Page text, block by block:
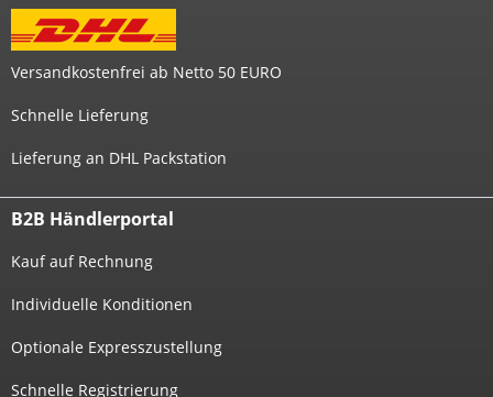
Versandkostenfrei ab Netto 50 EURO
Schnelle Lieferung
Lieferung an DHL Packstation
B2B Händlerportal
Kauf auf Rechnung
Individuelle Konditionen
Optionale Expresszustellung
Schnelle Registrierung